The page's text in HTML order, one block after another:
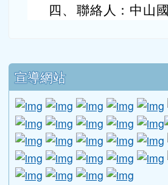
四、 聯絡人：中山
下中區域內容
宣導網站
link to http://link to http://link to http://
link to
link to http://link to http://
link tolink
link to http://link to http://
link tolink
link to http://link to http://http://
link tolink to
link
link to https://
link to https://
link to http://link to =\ https://
link to